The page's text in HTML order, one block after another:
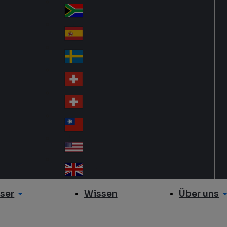
va
kia
So
uth
Af
ric
a
Sp
ain
Sw
ed
en
Sw
itz
erl
an
d
Sw
itz
erl
an
d
wa
n
A
Un
ite Wissen Über uns